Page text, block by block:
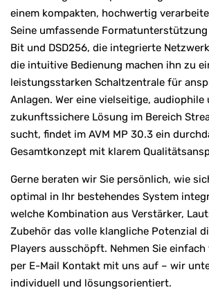
einem kompakten, hochwertig
Seine umfassende
Bit und DSD256, die integrierte
die intuitive Bedienung machen ihn zu
leistungsstarken Schaltzentrale für
Anlagen. Wer eine vielseitige, audiophile
zukunftssichere Lösung im Bereich
sucht, findet im AVM MP 30.3 ein
Gesamtkonzept mit klarem
Gerne beraten wir Sie persönlich, wie
optimal in Ihr bestehendes System
welche Kombination aus Verstärker,
Zubehör das volle klangliche Potenzial
Players ausschöpft. Nehmen Sie
per E-Mail Kontakt mit uns auf – wir
individuell und lösungsorientiert.